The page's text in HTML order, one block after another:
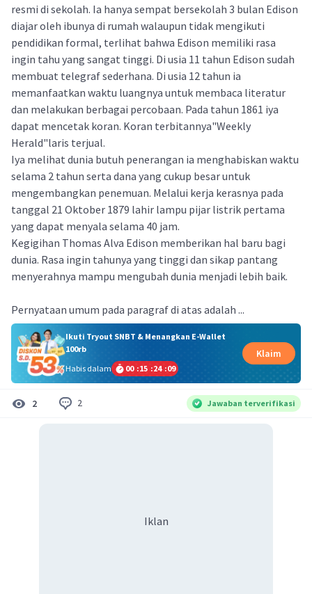
resmi di sekolah. Ia hanya sempat bersekolah 3 bulan Edison
diajar oleh ibunya di rumah walaupun tidak mengikuti
pendidikan formal, terlihat bahwa Edison memiliki rasa
ingin tahu yang sangat tinggi. Di usia 11 tahun Edison sudah
membuat telegraf sederhana. Di usia 12 tahun ia
memanfaatkan waktu luangnya untuk membaca literatur
dan melakukan berbagai percobaan. Pada tahun 1861 iya
dapat mencetak koran. Koran terbitannya"Weekly
Herald"laris terjual.
Iya melihat dunia butuh penerangan ia menghabiskan waktu
selama 2 tahun serta dana yang cukup besar untuk
mengembangkan penemuan. Melalui kerja kerasnya pada
tanggal 21 Oktober 1879 lahir lampu pijar listrik pertama
yang dapat menyala selama 40 jam.
Kegigihan Thomas Alva Edison memberikan hal baru bagi
dunia. Rasa ingin tahunya yang tinggi dan sikap pantang
menyerahnya mampu mengubah dunia menjadi lebih baik.
Pernyataan umum pada paragraf di atas adalah ...
Ikuti Tryout SNBT & Menangkan E-Wallet
100rb
Habis dalam
00 :15 :24 :09
Klaim
2 2 Jawaban terverifikasi
Iklan